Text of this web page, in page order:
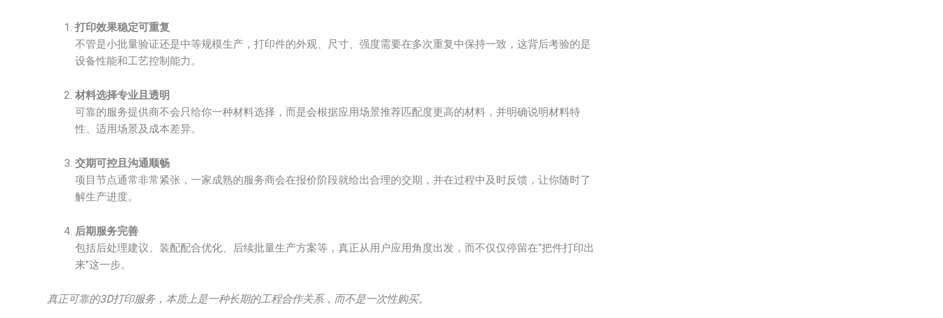
打印效果稳定可重复
不管是小批量验证还是中等规模生产，打印件的外观、尺寸、强度需要在多次重复中保持一致，这背后考验的是
设备性能和工艺控制能力。
材料选择专业且透明
可靠的服务提供商不会只给你一种材料选择，而是会根据应用场景推荐匹配度更高的材料，并明确说明材料特
性、适用场景及成本差异。
交期可控且沟通顺畅
项目节点通常非常紧张，一家成熟的服务商会在报价阶段就给出合理的交期，并在过程中及时反馈，让你随时了
解生产进度。
后期服务完善
包括后处理建议、装配配合优化、后续批量生产方案等，真正从用户应用角度出发，而不仅仅停留在“把件打印出
来”这一步。
真正可靠的3D打印服务，本质上是一种长期的工程合作关系，而不是一次性购买。